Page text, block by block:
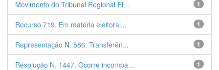
1
Movimento do Tribunal Regional El...
1
Recurso 719. Em matéria eleitoral...
1
Representação N. 586. Transferên...
1
Resolução N. 1447. Ocorre incompa...